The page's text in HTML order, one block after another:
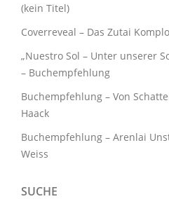
(kein Titel)
Coverreveal – Das Zutai
„Nuestro Sol – Unter unserer
– Buchempfehlung
Buchempfehlung – Von
Haack
Buchempfehlung – Arenlai
Weiss
SUCHE